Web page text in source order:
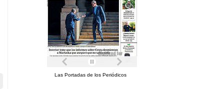
Las Portadas de los Periódicos